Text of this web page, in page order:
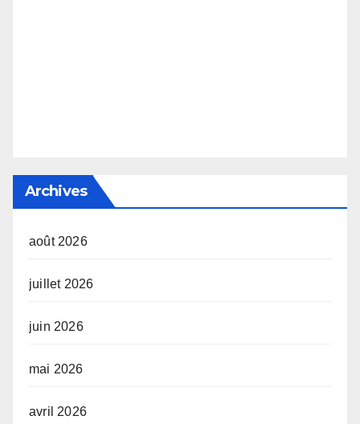
Archives
août 2026
juillet 2026
juin 2026
mai 2026
avril 2026